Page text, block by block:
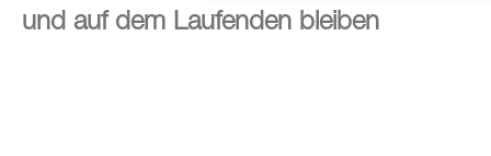
und auf dem Laufenden bleiben